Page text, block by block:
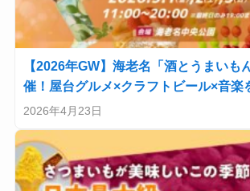
【2026年GW】海老名「酒とうまいも
催！屋台グルメ×クラフトビール×音楽
2026年4月23日